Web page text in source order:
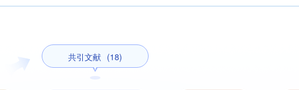
共引文献 (18)